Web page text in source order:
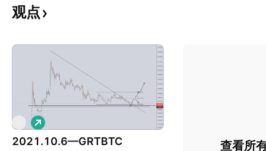
观点
2021.10.6—GRTBTC
做
多
查看所